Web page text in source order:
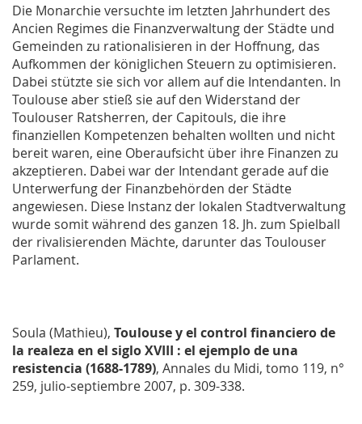
Die Monarchie versuchte im letzten Jahrhundert des
Ancien Regimes die Finanzverwaltung der Städte und
Gemeinden zu rationalisieren in der Hoffnung, das
Aufkommen der königlichen Steuern zu optimisieren.
Dabei stützte sie sich vor allem auf die Intendanten. In
Toulouse aber stieß sie auf den Widerstand der
Toulouser Ratsherren, der Capitouls, die ihre
finanziellen Kompetenzen behalten wollten und nicht
bereit waren, eine Oberaufsicht über ihre Finanzen zu
akzeptieren. Dabei war der Intendant gerade auf die
Unterwerfung der Finanzbehörden der Städte
angewiesen. Diese Instanz der lokalen Stadtverwaltung
wurde somit während des ganzen 18. Jh. zum Spielball
der rivalisierenden Mächte, darunter das Toulouser
Parlament.
Soula (Mathieu), Toulouse y el control financiero de
la realeza en el siglo XVIII : el ejemplo de una
resistencia (1688-1789), Annales du Midi, tomo 119, n°
259, julio-septiembre 2007, p. 309-338.